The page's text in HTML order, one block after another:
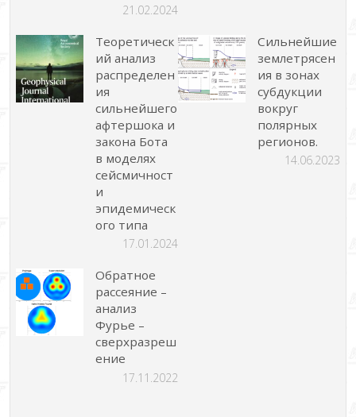
21.02.2024
Теоретическ
ий анализ
распределен
ия
сильнейшего
афтершока и
закона Бота
в моделях
сейсмичност
и
эпидемическ
ого типа
17.01.2024
Сильнейшие
землетрясен
ия в зонах
субдукции
вокруг
полярных
регионов.
14.06.2023
Обратное
рассеяние –
анализ
Фурье –
сверхразреш
ение
17.11.2022